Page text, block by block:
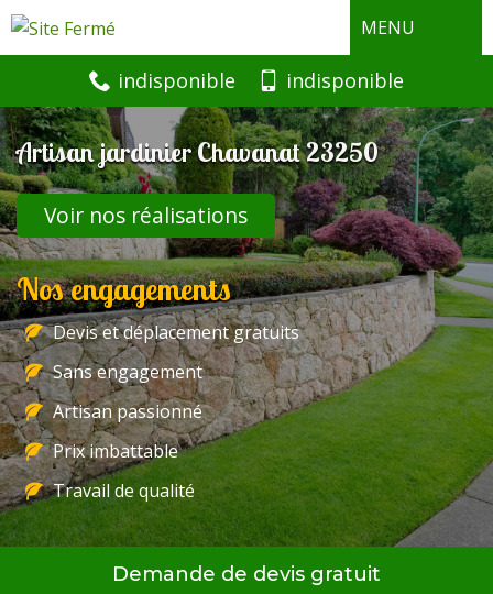
MENU
indisponible indisponible
Artisan jardinier Chavanat 23250
Voir nos réalisations
Nos engagements
Devis et déplacement gratuits
Sans engagement
Artisan passionné
Prix imbattable
Travail de qualité
Demande de devis gratuit